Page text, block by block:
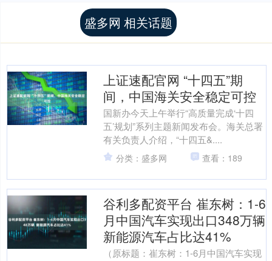
盛多网 相关话题
上证速配官网 “十四五”期
间，中国海关安全稳定可控
国新办今天上午举行“高质量完成‘十四
五’规划”系列主题新闻发布会。海关总署
有关负责人介绍，“十四五&....
分类：盛多网 查看：189
谷利多配资平台 崔东树：1-6
月中国汽车实现出口348万辆
新能源汽车占比达41%
（原标题：崔东树：1-6月中国汽车实现